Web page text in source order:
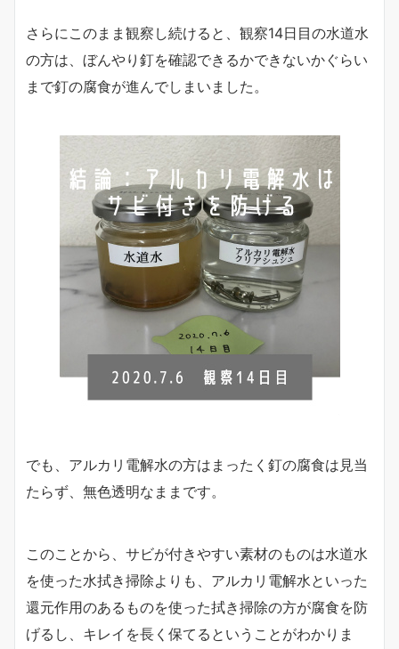
さらにこのまま観察し続けると、観察14日目の水道水
の方は、ぼんやり釘を確認できるかできないかぐらい
まで釘の腐食が進んでしまいました。
でも、アルカリ電解水の方はまったく釘の腐食は見当
たらず、無色透明なままです。
このことから、サビが付きやすい素材のものは水道水
を使った水拭き掃除よりも、アルカリ電解水といった
還元作用のあるものを使った拭き掃除の方が腐食を防
げるし、キレイを長く保てるということがわかりま